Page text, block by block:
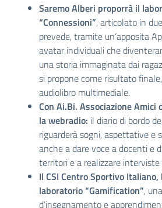
Saremo Alberi proporrà il
“Connessioni”, articolato in
prevede, tramite un’apposita
avatar individuali che
una storia immaginata dai
si propone come risultato
audiolibro multimediale.
Con Ai.Bi. Associazione
la webradio: il diario di bordo
riguarderà sogni, aspettative e
anche a dare voce a docenti e
territori e a realizzare
Il CSI Centro Sportivo
laboratorio “Gamification”,
d’insegnamento e